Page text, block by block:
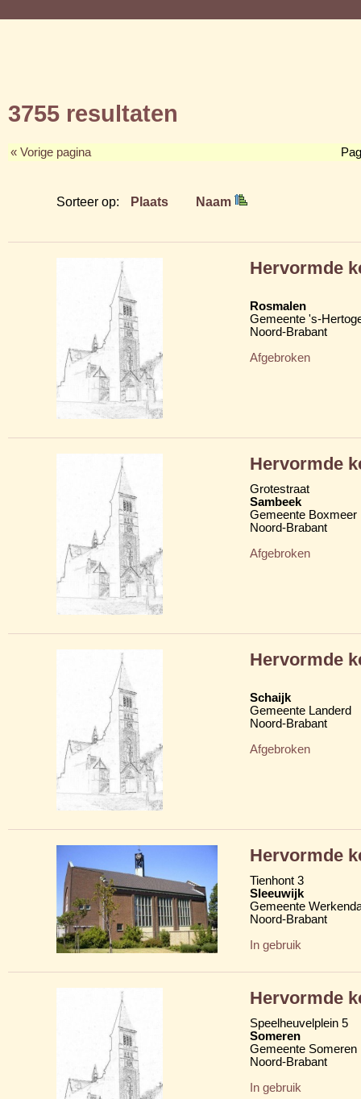
3755 resultaten
« Vorige pagina
Sorteer op: Plaats Naam
Hervormde
Rosmalen
Gemeente 's-
Noord-Brabant
Afgebroken
Hervormde
Grotestraat
Sambeek
Gemeente Boxmeer
Noord-Brabant
Afgebroken
Hervormde
Schaijk
Gemeente Landerd
Noord-Brabant
Afgebroken
Hervormde
Tienhont 3
Sleeuwijk
Gemeente
Noord-Brabant
In gebruik
Hervormde
Speelheuvelplein 5
Someren
Gemeente Someren
Noord-Brabant
In gebruik